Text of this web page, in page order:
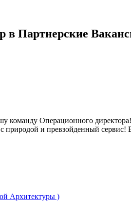
в Партнерские
Операционного директора!
природой и превзойденный
Архитектуры )